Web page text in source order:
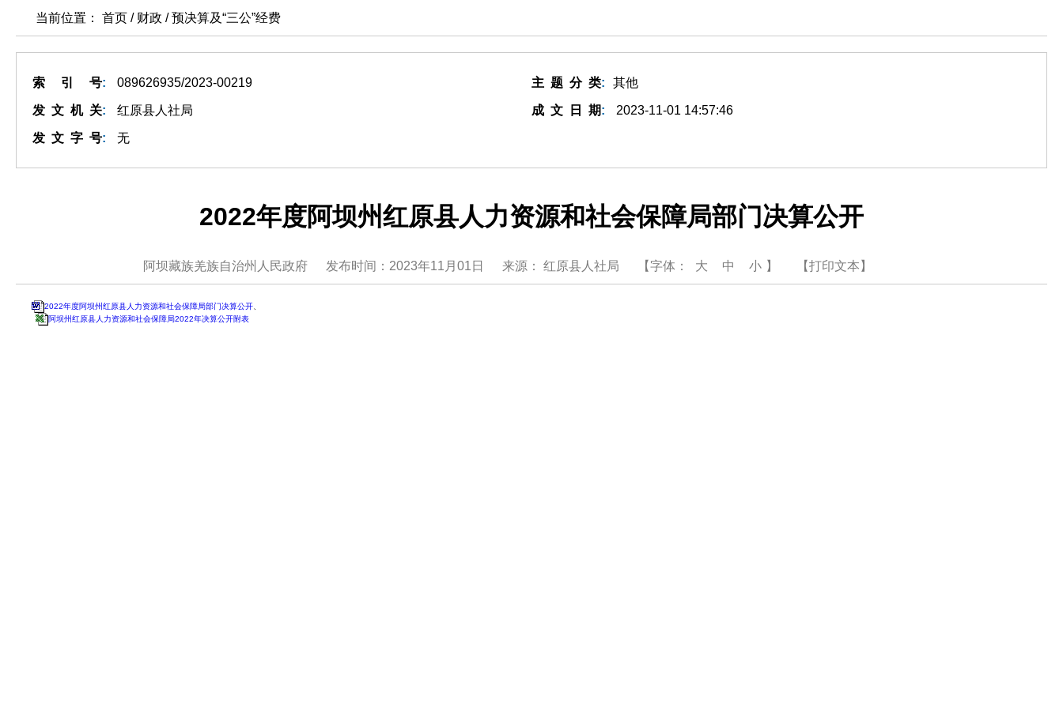
当前位置： 首页 / 财政 /预决算及“三公”经费
索引号: 089626935/2023-00219 主题分类: 其他
发文机关: 红原县人社局 成文日期: 2023-11-01 14:57:46
发文字号: 无
2022年度阿坝州红原县人力资源和社会保障局部门决算公开
阿坝藏族羌族自治州人民政府 发布时间：2023年11月01日 来源： 红原县人社局 【字体： 大 中 小 】 【打印文本】
2022年度阿坝州红原县人力资源和社会保障局部门决算公开
阿坝州红原县人力资源和社会保障局2022年决算公开附表